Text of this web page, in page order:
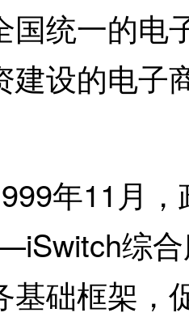
国统一的电
建设的电子
年11月，
综合
基础框架，